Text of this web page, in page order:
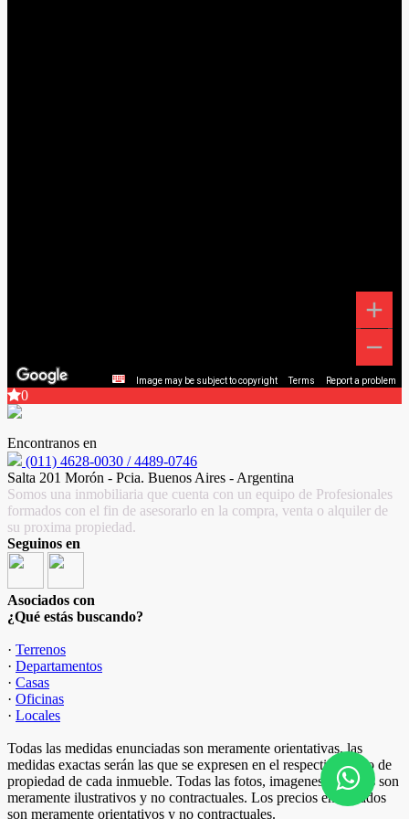
Image may be subject to copyright Terms Report a problem
0
Encontranos en
(011) 4628-0030 / 4489-0746
Salta 201 Morón - Pcia. Buenos Aires - Argentina
Somos una inmobiliaria que cuenta con un equipo de Profesionales
formados con el fin de asesorarlo en la compra, venta o alquiler de
su proxima propiedad.
Seguinos en
Asociados con
¿Qué estás buscando?
· Terrenos
· Departamentos
· Casas
· Oficinas
· Locales
Todas las medidas enunciadas son meramente orientativas, las
medidas exactas serán las que se expresen en el respectivo título de
propiedad de cada inmueble. Todas las fotos, imagenes y videos son
meramente ilustrativos y no contractuales. Los precios enunciados
son meramente orientativos y no contractuales.